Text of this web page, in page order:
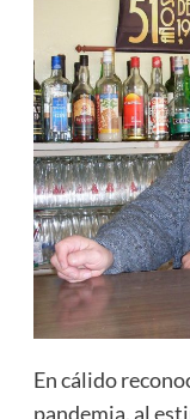
En cálido
pandemia, al